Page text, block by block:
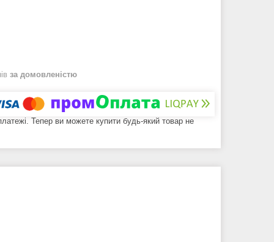
за домовленістю
Тепер ви можете купити будь-який товар не